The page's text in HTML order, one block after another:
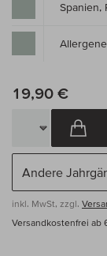
Spanien,
19,90 €
inkl. MwSt, zzgl.
Versandkostenfrei ab